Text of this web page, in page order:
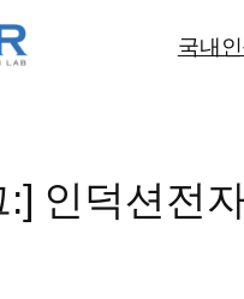
국내
:] 인덕션전